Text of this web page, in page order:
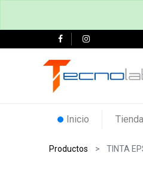
Inicio Tienda
Productos TINTA